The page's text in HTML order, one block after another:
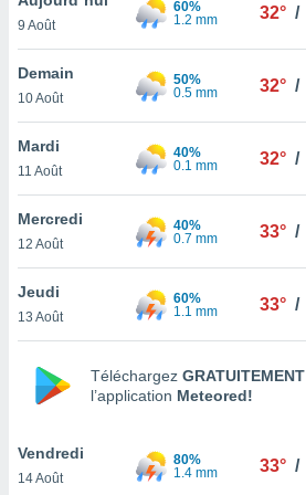
et
»,
au
vous
qu'ils
ou
le
ainsi
un
la
du
9 Août
60%
1.2 mm
32° /
Demain
10 Août
50%
0.5 mm
32° /
Mardi
11 Août
40%
0.1 mm
32° /
Mercredi
12 Août
40%
0.7 mm
33° /
Jeudi
13 Août
60%
1.1 mm
33° /
Téléchargez GRATUITEMENT
l’application Meteored!
Vendredi
14 Août
80%
1.4 mm
33° /